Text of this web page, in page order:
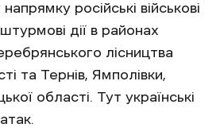
російські військові
дії в районах
лісництва
та Тернів, Ямполівки,
області. Тут українські